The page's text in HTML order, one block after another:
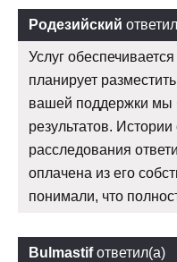
Родезийский
Услуг
планирует
вашей поддержки мы
результатов.
расследования
оплачена из его
понимали, что
Bulmastifответил(а)